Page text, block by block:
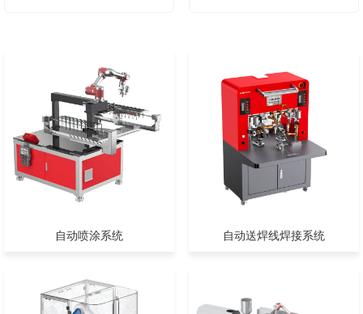
自动喷涂系统 自动送焊线焊接系统